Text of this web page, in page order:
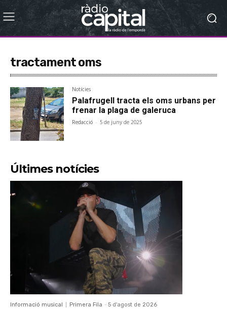
tractament oms
Notícies
Palafrugell tracta els oms urbans per
frenar la plaga de galeruca
Redacció - 5 de juny de 2025
Últimes notícies
Informació musical Primera Fila - 5 d'agost de 2026